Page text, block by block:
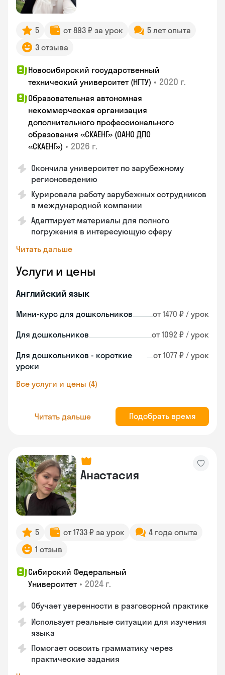
5 от 893 ₽ за урок
5 лет опыта
3 отзыва
Новосибирский государственный
технический университет (НГТУ) • 2020 г.
Образовательная автономная
некоммерческая организация
дополнительного профессионального
образования «СКАЕНГ» (ОАНО ДПО
«СКАЕНГ») • 2026 г.
Окончила университет по зарубежному
регионоведению
Курировала работу зарубежных сотрудников
в международной компании
Адаптирует материалы для полного
погружения в интересующую сферу
Читать дальше
Услуги и цены
Английский язык
Мини-курс для дошкольников от 1470 ₽ / урок
Для дошкольников от 1092 ₽ / урок
Для дошкольников - короткие
уроки
от 1077 ₽ / урок
Все услуги и цены (4)
Читать дальше Подобрать время
Анастасия
5 от 1733 ₽ за урок
4 года опыта
1 отзыв
Сибирский Федеральный
Университет • 2024 г.
Обучает уверенности в разговорной практике
Использует реальные ситуации для изучения
языка
Помогает освоить грамматику через
практические задания